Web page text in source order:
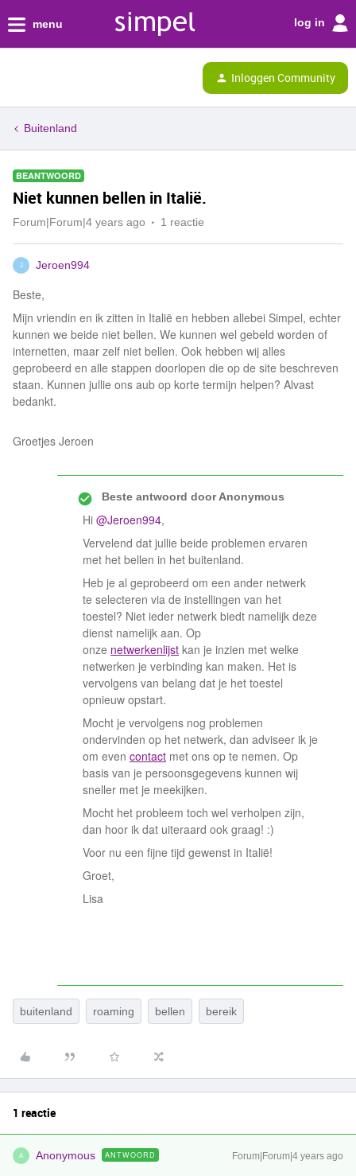
menu log in
Inloggen Community
Buitenland
BEANTWOORD
Niet kunnen bellen in Italië.
Forum|Forum|4 years ago 1 reactie
J Jeroen994
Beste,
Mijn vriendin en ik zitten in Italië en hebben allebei Simpel, echter
kunnen we beide niet bellen. We kunnen wel gebeld worden of
internetten, maar zelf niet bellen. Ook hebben wij alles
geprobeerd en alle stappen doorlopen die op de site beschreven
staan. Kunnen jullie ons aub op korte termijn helpen? Alvast
bedankt.
Groetjes Jeroen
Beste antwoord doorAnonymous
Hi @Jeroen994,
Vervelend dat jullie beide problemen ervaren
met het bellen in het buitenland.
Heb je al geprobeerd om een ander netwerk
te selecteren via de instellingen van het
toestel? Niet ieder netwerk biedt namelijk deze
dienst namelijk aan. Op
onze netwerkenlijst kan je inzien met welke
netwerken je verbinding kan maken. Het is
vervolgens van belang dat je het toestel
opnieuw opstart.
Mocht je vervolgens nog problemen
ondervinden op het netwerk, dan adviseer ik je
om even contact met ons op te nemen. Op
basis van je persoonsgegevens kunnen wij
sneller met je meekijken.
Mocht het probleem toch wel verholpen zijn,
dan hoor ik dat uiteraard ook graag! :)
Voor nu een fijne tijd gewenst in Italië!
Groet,
Lisa
buitenland roaming bellen bereik
1 reactie
A Anonymous ANTWOORD Forum|Forum|4 years ago